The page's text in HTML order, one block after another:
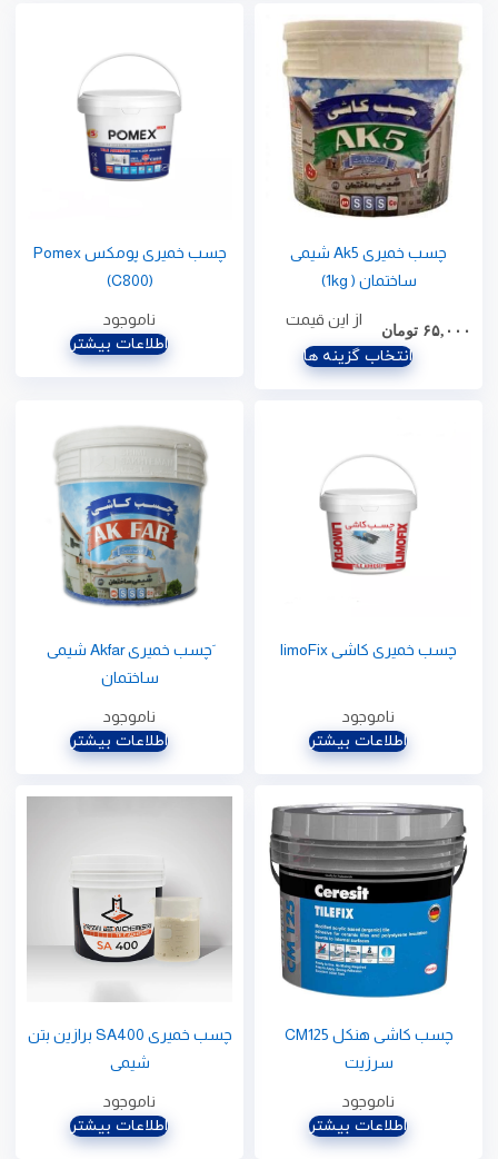
چسب خمیری Ak5 شیمی
ساختمان ( 1kg)
از اين قيمت
۶۵,۰۰۰ تومان
انتخاب گزینه ها
چسب خمیری پومکس Pomex
(C800)
ناموجود
اطلاعات بیشتر
چسب خمیری کاشی limoFix
ناموجود
اطلاعات بیشتر
َچسب خمیری Akfar شیمی
ساختمان
ناموجود
اطلاعات بیشتر
چسب کاشی هنکل CM125
سرزیت
ناموجود
اطلاعات بیشتر
چسب خمیری SA400 برازین بتن
شیمی
ناموجود
اطلاعات بیشتر